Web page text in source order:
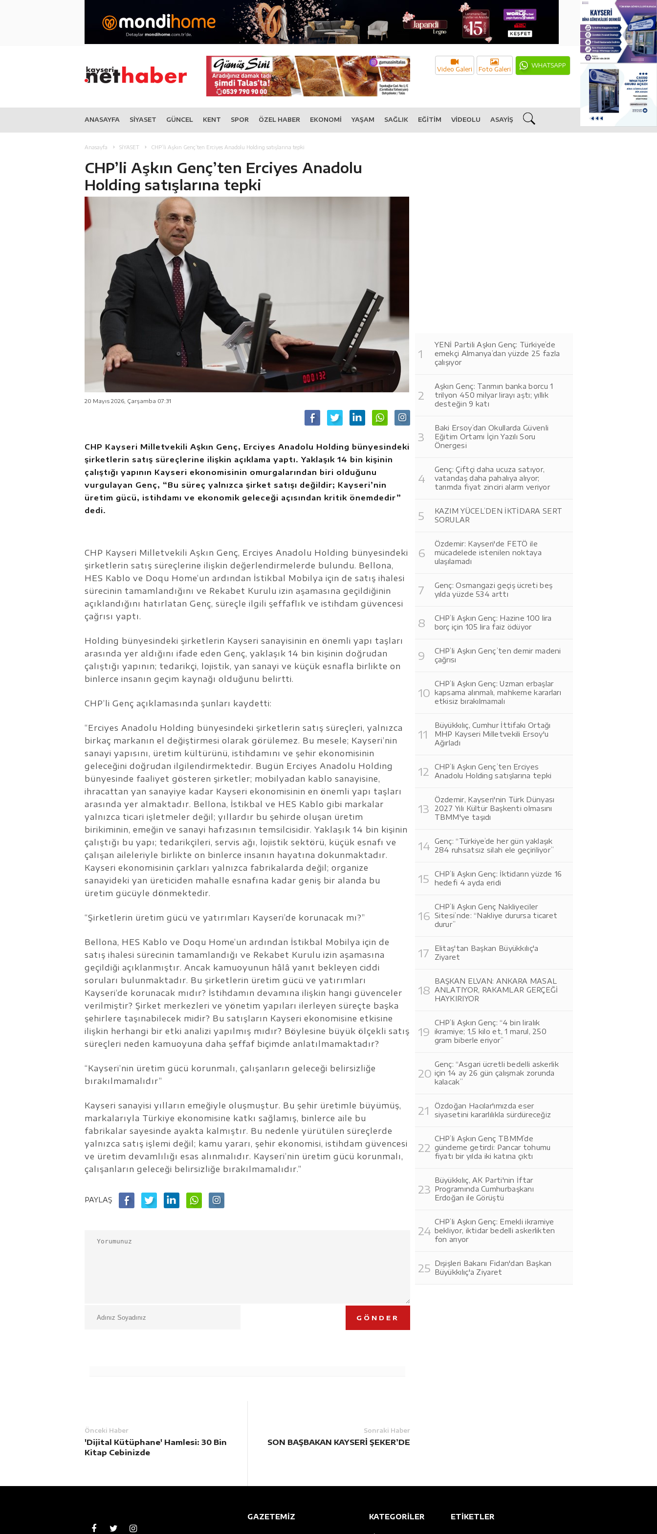
WHATSAPP
Foto Galeri
Video Galeri
ANASAYFA SİYASET GÜNCEL KENT SPOR ÖZEL HABER EKONOMİ YAŞAM SAĞLIK EĞİTİM VİDEOLU ASAYİŞ
Anasayfa SİYASET CHP’li Aşkın Genç’ten Erciyes Anadolu Holding satışlarına tepki
CHP’li Aşkın Genç’ten Erciyes Anadolu
Holding satışlarına tepki
20 Mayıs 2026, Çarşamba 07:31
CHP Kayseri Milletvekili Aşkın Genç, Erciyes Anadolu Holding bünyesindeki
şirketlerin satış süreçlerine ilişkin açıklama yaptı. Yaklaşık 14 bin kişinin
çalıştığı yapının Kayseri ekonomisinin omurgalarından biri olduğunu
vurgulayan Genç, “Bu süreç yalnızca şirket satışı değildir; Kayseri’nin
üretim gücü, istihdamı ve ekonomik geleceği açısından kritik önemdedir”
dedi.
CHP Kayseri Milletvekili Aşkın Genç, Erciyes Anadolu Holding bünyesindeki
şirketlerin satış süreçlerine ilişkin değerlendirmelerde bulundu. Bellona,
HES Kablo ve Doqu Home’un ardından İstikbal Mobilya için de satış ihalesi
sürecinin tamamlandığını ve Rekabet Kurulu izin aşamasına geçildiğinin
açıklandığını hatırlatan Genç, süreçle ilgili şeffaflık ve istihdam güvencesi
çağrısı yaptı.
Holding bünyesindeki şirketlerin Kayseri sanayisinin en önemli yapı taşları
arasında yer aldığını ifade eden Genç, yaklaşık 14 bin kişinin doğrudan
çalıştığı yapının; tedarikçi, lojistik, yan sanayi ve küçük esnafla birlikte on
binlerce insanın geçim kaynağı olduğunu belirtti.
CHP’li Genç açıklamasında şunları kaydetti:
“Erciyes Anadolu Holding bünyesindeki şirketlerin satış süreçleri, yalnızca
birkaç markanın el değiştirmesi olarak görülemez. Bu mesele; Kayseri’nin
sanayi yapısını, üretim kültürünü, istihdamını ve şehir ekonomisinin
geleceğini doğrudan ilgilendirmektedir. Bugün Erciyes Anadolu Holding
bünyesinde faaliyet gösteren şirketler; mobilyadan kablo sanayisine,
ihracattan yan sanayiye kadar Kayseri ekonomisinin en önemli yapı taşları
arasında yer almaktadır. Bellona, İstikbal ve HES Kablo gibi markalar
yalnızca ticari işletmeler değil; yıllardır bu şehirde oluşan üretim
birikiminin, emeğin ve sanayi hafızasının temsilcisidir. Yaklaşık 14 bin kişinin
çalıştığı bu yapı; tedarikçileri, servis ağı, lojistik sektörü, küçük esnafı ve
çalışan aileleriyle birlikte on binlerce insanın hayatına dokunmaktadır.
Kayseri ekonomisinin çarkları yalnızca fabrikalarda değil; organize
sanayideki yan üreticiden mahalle esnafına kadar geniş bir alanda bu
üretim gücüyle dönmektedir.
“Şirketlerin üretim gücü ve yatırımları Kayseri’de korunacak mı?”
Bellona, HES Kablo ve Doqu Home’un ardından İstikbal Mobilya için de
satış ihalesi sürecinin tamamlandığı ve Rekabet Kurulu izin aşamasına
geçildiği açıklanmıştır. Ancak kamuoyunun hâlâ yanıt bekleyen ciddi
soruları bulunmaktadır. Bu şirketlerin üretim gücü ve yatırımları
Kayseri’de korunacak mıdır? İstihdamın devamına ilişkin hangi güvenceler
verilmiştir? Şirket merkezleri ve yönetim yapıları ilerleyen süreçte başka
şehirlere taşınabilecek midir? Bu satışların Kayseri ekonomisine etkisine
ilişkin herhangi bir etki analizi yapılmış mıdır? Böylesine büyük ölçekli satış
süreçleri neden kamuoyuna daha şeffaf biçimde anlatılmamaktadır?
“Kayseri’nin üretim gücü korunmalı, çalışanların geleceği belirsizliğe
bırakılmamalıdır”
Kayseri sanayisi yılların emeğiyle oluşmuştur. Bu şehir üretimle büyümüş,
markalarıyla Türkiye ekonomisine katkı sağlamış, binlerce aile bu
fabrikalar sayesinde ayakta kalmıştır. Bu nedenle yürütülen süreçlerde
yalnızca satış işlemi değil; kamu yararı, şehir ekonomisi, istihdam güvencesi
ve üretim devamlılığı esas alınmalıdır. Kayseri’nin üretim gücü korunmalı,
çalışanların geleceği belirsizliğe bırakılmamalıdır.”
PAYLAŞ
GÖNDER
Önceki Haber
'Dijital Kütüphane' Hamlesi: 30 Bin
Kitap Cebinizde
Sonraki Haber
SON BAŞBAKAN KAYSERİ ŞEKER’DE
YENİ Partili Aşkın Genç: Türkiye’de
emekçi Almanya’dan yüzde 25 fazla
çalışıyor
Aşkın Genç: Tarımın banka borcu 1
trilyon 450 milyar lirayı aştı; yıllık
desteğin 9 katı
Baki Ersoy’dan Okullarda Güvenli
Eğitim Ortamı İçin Yazılı Soru
Önergesi
Genç: Çiftçi daha ucuza satıyor,
vatandaş daha pahalıya alıyor;
tarımda fiyat zinciri alarm veriyor
KAZIM YÜCEL’DEN İKTİDARA SERT
SORULAR
Özdemir: Kayseri'de FETÖ ile
mücadelede istenilen noktaya
ulaşılamadı
Genç: Osmangazi geçiş ücreti beş
yılda yüzde 534 arttı
CHP’li Aşkın Genç: Hazine 100 lira
borç için 105 lira faiz ödüyor
CHP’li Aşkın Genç’ten demir madeni
çağrısı
CHP’li Aşkın Genç: Uzman erbaşlar
kapsama alınmalı, mahkeme kararları
etkisiz bırakılmamalı
Büyükkılıç, Cumhur İttifakı Ortağı
MHP Kayseri Milletvekili Ersoy'u
Ağırladı
CHP’li Aşkın Genç’ten Erciyes
Anadolu Holding satışlarına tepki
Özdemir, Kayseri'nin Türk Dünyası
2027 Yılı Kültür Başkenti olmasını
TBMM'ye taşıdı
Genç: “Türkiye’de her gün yaklaşık
284 ruhsatsız silah ele geçiriliyor”
CHP’li Aşkın Genç: İktidarın yüzde 16
hedefi 4 ayda eridi
CHP’li Aşkın Genç Nakliyeciler
Sitesi’nde: “Nakliye durursa ticaret
durur”
Elitaş'tan Başkan Büyükkılıç'a
Ziyaret
BAŞKAN ELVAN: ANKARA MASAL
ANLATIYOR, RAKAMLAR GERÇEĞİ
HAYKIRIYOR
CHP’li Aşkın Genç: “4 bin liralık
ikramiye; 1,5 kilo et, 1 marul, 250
gram biberle eriyor”
Genç: “Asgari ücretli bedelli askerlik
için 14 ay 26 gün çalışmak zorunda
kalacak”
Özdoğan Hacılar'ımızda eser
siyasetini kararlılıkla sürdüreceğiz
CHP’li Aşkın Genç TBMM’de
gündeme getirdi: Pancar tohumu
fiyatı bir yılda iki katına çıktı
Büyükkılıç, AK Parti'nin İftar
Programında Cumhurbaşkanı
Erdoğan ile Görüştü
CHP’li Aşkın Genç: Emekli ikramiye
bekliyor, iktidar bedelli askerlikten
fon arıyor
Dışişleri Bakanı Fidan'dan Başkan
Büyükkılıç'a Ziyaret
GAZETEMİZ KATEGORİLER ETİKETLER